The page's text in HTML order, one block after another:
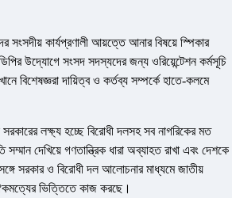
সংসদীয় কার্যপ্রণালী আয়ত্তে আনার বিষয়ে স্পিকার
উদ্যোগে সংসদ সদস্যদের জন্য ওরিয়েন্টেশন কর্মসূচি
বিশেষজ্ঞরা দায়িত্ব ও কর্তব্য সম্পর্কে হাতে-কলমে
লক্ষ্য হচ্ছে বিরোধী দলসহ সব নাগরিকের মত
সম্মান দেখিয়ে গণতান্ত্রিক ধারা অব্যাহত রাখা এবং দেশকে
সরকার ও বিরোধী দল আলোচনার মাধ্যমে জাতীয়
ভিত্তিতে কাজ করছে।